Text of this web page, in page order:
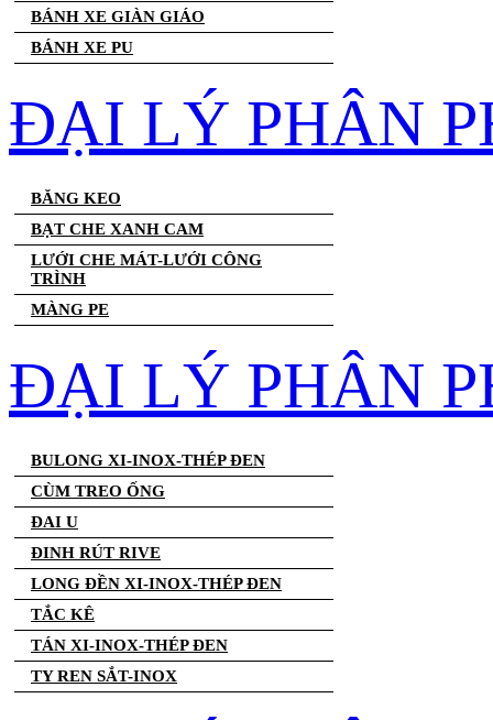
BÁNH XE GIÀN GIÁO
BÁNH XE PU
ĐẠI LÝ PHÂN
BĂNG KEO
BẠT CHE XANH CAM
LƯỚI CHE MÁT-LƯỚI CÔNG
TRÌNH
MÀNG PE
ĐẠI LÝ PHÂN
BULONG XI-INOX-THÉP ĐEN
CÙM TREO ỐNG
ĐAI U
ĐINH RÚT RIVE
LONG ĐỀN XI-INOX-THÉP ĐEN
TẮC KÊ
TÁN XI-INOX-THÉP ĐEN
TY REN SẮT-INOX